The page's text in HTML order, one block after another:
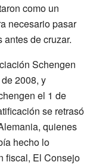
como un
necesario pasar
de cruzar.
Schengen
2008, y
el 1 de
se retrasó
quienes
hecho lo
fiscal, El Consejo